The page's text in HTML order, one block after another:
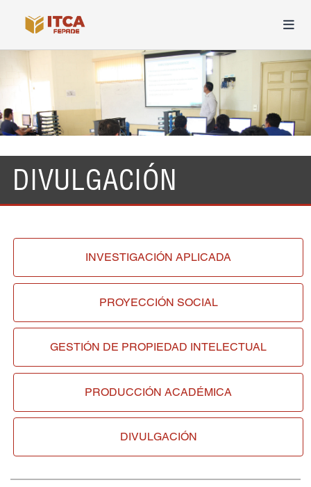
DIVULGACIÓN
INVESTIGACIÓNAPLICADA
PROYECCIÓN SOCIAL
GESTIÓN DE PROPIEDAD INTELECTUAL
PRODUCCIÓN ACADÉMICA
DIVULGACIÓN